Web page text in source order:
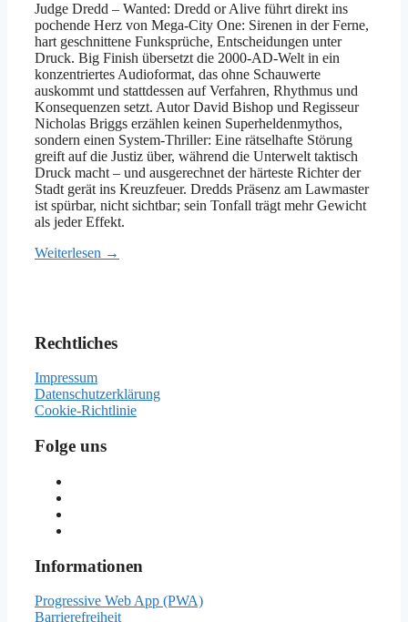
Judge Dredd – Wanted: Dredd or Alive führt direkt ins
pochende Herz von Mega-City One: Sirenen in der Ferne,
hart geschnittene Funksprüche, Entscheidungen unter
Druck. Big Finish übersetzt die 2000-AD-Welt in ein
konzentriertes Audioformat, das ohne Schauwerte
auskommt und stattdessen auf Verfahren, Rhythmus und
Konsequenzen setzt. Autor David Bishop und Regisseur
Nicholas Briggs erzählen keinen Superheldenmythos,
sondern einen System-Thriller: Eine rätselhafte Störung
greift auf die Justiz über, während die Unterwelt taktisch
Druck macht – und ausgerechnet der härteste Richter der
Stadt gerät ins Kreuzfeuer. Dredds Präsenz am Lawmaster
ist spürbar, nicht sichtbar; sein Tonfall trägt mehr Gewicht
als jeder Effekt.
Weiterlesen →
Rechtliches
Impressum
Datenschutzerklärung
Cookie-Richtlinie
Folge uns
Informationen
Progressive Web App (PWA)
Barrierefreiheit